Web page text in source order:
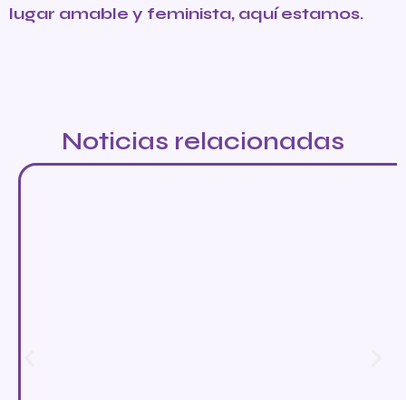
lugar amable y feminista, aquí estamos.
Noticias relacionadas